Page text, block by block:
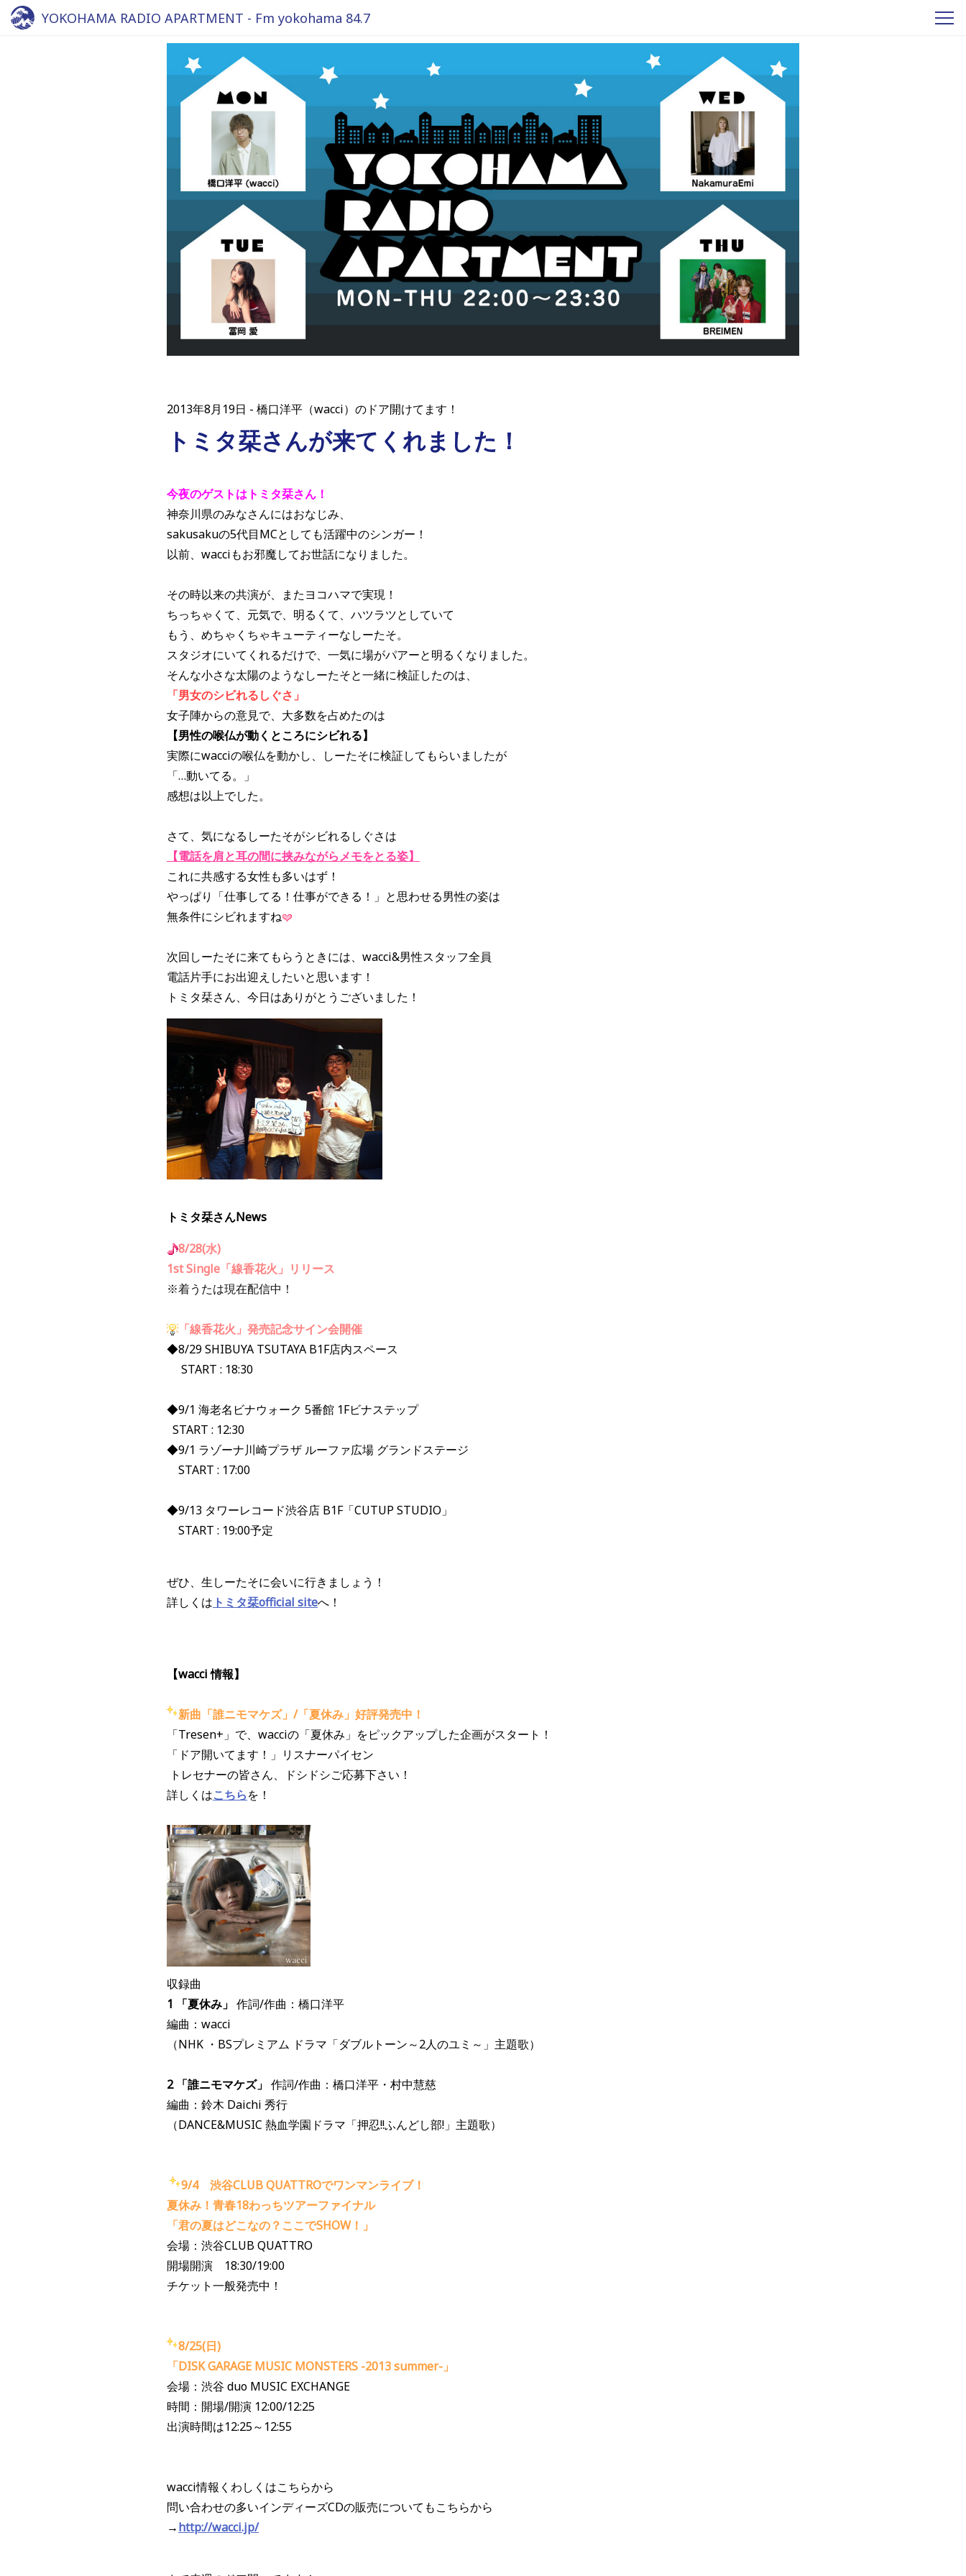
YOKOHAMA RADIO APARTMENT - Fm yokohama 84.7
2013年8月19日 橋口洋平（wacci）のドア開けてます！
トミタ栞さんが来てくれました！
今夜のゲストはトミタ栞さん！
神奈川県のみなさんにはおなじみ、
sakusakuの5代目MCとしても活躍中のシンガー！
以前、wacciもお邪魔してお世話になりました。
その時以来の共演が、またヨコハマで実現！
ちっちゃくて、元気で、明るくて、ハツラツとしていて
もう、めちゃくちゃキューティーなしーたそ。
スタジオにいてくれるだけで、一気に場がパアーと明るくなりました。
そんな小さな太陽のようなしーたそと一緒に検証したのは、
「男女のシビれるしぐさ」
女子陣からの意見で、大多数を占めたのは
【男性の喉仏が動くところにシビれる】
実際にwacciの喉仏を動かし、しーたそに検証してもらいましたが
「…動いてる。」
感想は以上でした。
さて、気になるしーたそがシビれるしぐさは
【電話を肩と耳の間に挟みながらメモをとる姿】
これに共感する女性も多いはず！
やっぱり「仕事してる！仕事ができる！」と思わせる男性の姿は
無条件にシビれますね
次回しーたそに来てもらうときには、wacci&男性スタッフ全員
電話片手にお出迎えしたいと思います！
トミタ栞さん、今日はありがとうございました！
トミタ栞さんNews
8/28(水)
1st Single「線香花火」リリース
※着うたは現在配信中！
「線香花火」発売記念サイン会開催
◆8/29 SHIBUYA TSUTAYA B1F店内スペース
START : 18:30
◆9/1 海老名ビナウォーク 5番館 1Fビナステップ
START : 12:30
◆9/1 ラゾーナ川崎プラザ ルーファ広場 グランドステージ
START : 17:00
◆9/13 タワーレコード渋谷店 B1F「CUTUP STUDIO」
START : 19:00予定
ぜひ、生しーたそに会いに行きましょう！
詳しくは トミタ栞official siteへ！
【wacci 情報】
新曲「誰ニモマケズ」/「夏休み」好評発売中！
「Tresen+」で、wacciの「夏休み」をピックアップした企画がスタート！
「ドア開いてます！」リスナーパイセン
トレセナーの皆さん、ドシドシご応募下さい！
詳しくはこちらを！
収録曲
1 「夏休み」 作詞/作曲：橋口洋平
編曲：wacci
（NHK ・BSプレミアム ドラマ「ダブルトーン～2人のユミ～」主題歌）
2 「誰ニモマケズ」 作詞/作曲：橋口洋平・村中慧慈
編曲：鈴木 Daichi 秀行
（DANCE&MUSIC 熱血学園ドラマ「押忍!!ふんどし部!」主題歌）
9/4 渋谷CLUB QUATTROでワンマンライブ！
夏休み！青春18わっちツアーファイナル
「君の夏はどこなの？ここでSHOW！」
会場：渋谷CLUB QUATTRO
開場開演 18:30/19:00
チケット一般発売中！
8/25(日)
「DISK GARAGE MUSIC MONSTERS -2013 summer-」
会場：渋谷 duo MUSIC EXCHANGE
時間：開場/開演 12:00/12:25
出演時間は12:25～12:55
wacci情報くわしくはこちらから
問い合わせの多いインディーズCDの販売についてもこちらから
→http://wacci.jp/